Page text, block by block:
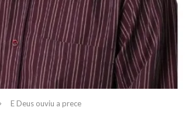
E Deus ouviu a prece